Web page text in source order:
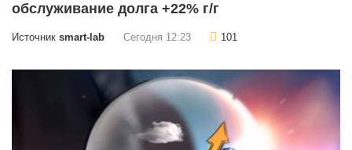
обслуживание долга +22% г/г
Источник smart-lab Сегодня 12:23 101